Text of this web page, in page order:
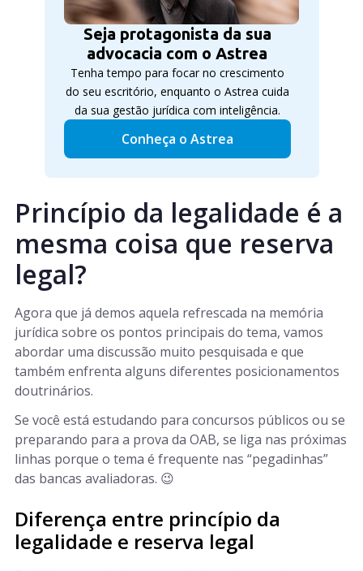
Seja protagonista da sua
advocacia com o Astrea
Tenha tempo para focar no crescimento
do seu escritório, enquanto o Astrea cuida
da sua gestão jurídica com inteligência.
Conheça o Astrea
Princípio da legalidade é a
mesma coisa que reserva
legal?
Agora que já demos aquela refrescada na memória
jurídica sobre os pontos principais do tema, vamos
abordar uma discussão muito pesquisada e que
também enfrenta alguns diferentes posicionamentos
doutrinários.
Se você está estudando para concursos públicos ou se
preparando para a prova da OAB, se liga nas próximas
linhas porque o tema é frequente nas “pegadinhas”
das bancas avaliadoras. 😉
Diferença entre princípio da
legalidade e reserva legal